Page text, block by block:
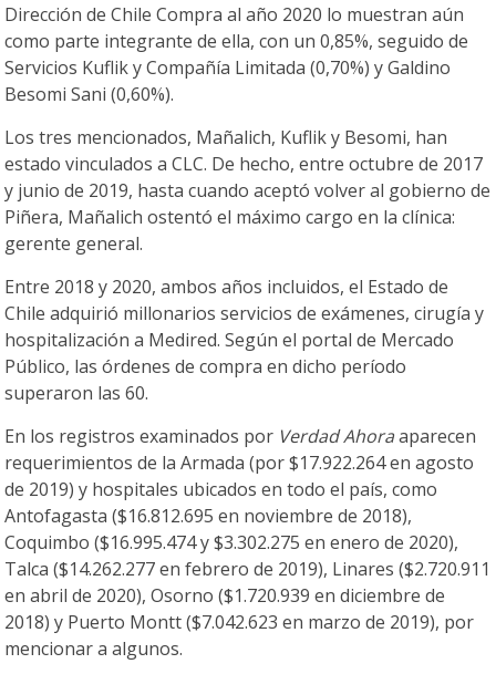
Dirección de Chile Compra al año 2020 lo muestran aún
como parte integrante de ella, con un 0,85%, seguido de
Servicios Kuflik y Compañía Limitada (0,70%) y Galdino
Besomi Sani (0,60%).
Los tres mencionados, Mañalich, Kuflik y Besomi, han
estado vinculados a CLC. De hecho, entre octubre de 2017
y junio de 2019, hasta cuando aceptó volver al gobierno de
Piñera, Mañalich ostentó el máximo cargo en la clínica:
gerente general.
Entre 2018 y 2020, ambos años incluidos, el Estado de
Chile adquirió millonarios servicios de exámenes, cirugía y
hospitalización a Medired. Según el portal de Mercado
Público, las órdenes de compra en dicho período
superaron las 60.
En los registros examinados por Verdad Ahoraaparecen
requerimientos de la Armada (por $17.922.264 en agosto
de 2019) y hospitales ubicados en todo el país, como
Antofagasta ($16.812.695 en noviembre de 2018),
Coquimbo ($16.995.474 y $3.302.275 en enero de 2020),
Talca ($14.262.277 en febrero de 2019), Linares ($2.720.911
en abril de 2020), Osorno ($1.720.939 en diciembre de
2018) y Puerto Montt ($7.042.623 en marzo de 2019), por
mencionar a algunos.